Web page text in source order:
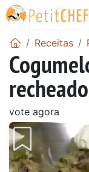
Receitas
vote agora